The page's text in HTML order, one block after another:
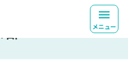
メニュー